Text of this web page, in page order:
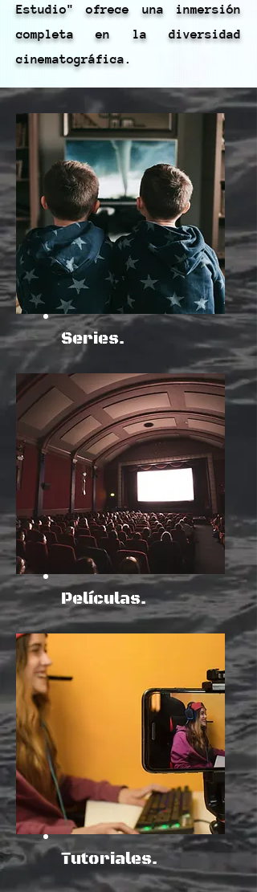
Estudio" ofrece una inmersión
completa en la diversidad
cinematográfica.
Series.
Películas.
Tutoriales.